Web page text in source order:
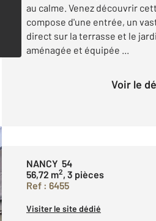
au calme. Venez découvrir
compose d'une entrée, un
direct sur la terrasse et le
aménagée et équipée ...
Voir le
NANCY 54
56,72 m2, 3 pièces
Ref : 6455
Visiter le site dédié